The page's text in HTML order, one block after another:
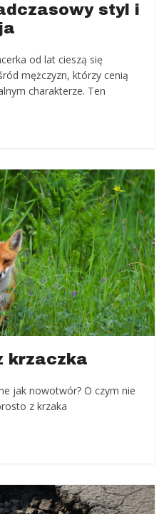
styl i
od lat cieszą się
mężczyzn, którzy cenią
charakterze. Ten
krzaczka
jak nowotwór? O czym nie
z krzaka